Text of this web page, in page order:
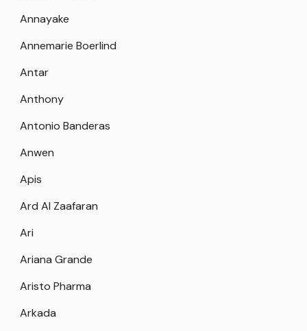
Annayake
Annemarie Boerlind
Antar
Anthony
Antonio Banderas
Anwen
Apis
Ard Al Zaafaran
Ari
Ariana Grande
Aristo Pharma
Arkada